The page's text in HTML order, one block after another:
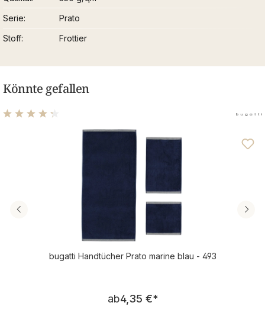
Serie
Prato
Stoff
Frottier
Könnte gefallen
Durchschnittliche Bewertung von 4.31 von 5 Sternen
bugatti Handtücher Prato marine blau - 493
Regulärer Preis:
ab4,35 €*